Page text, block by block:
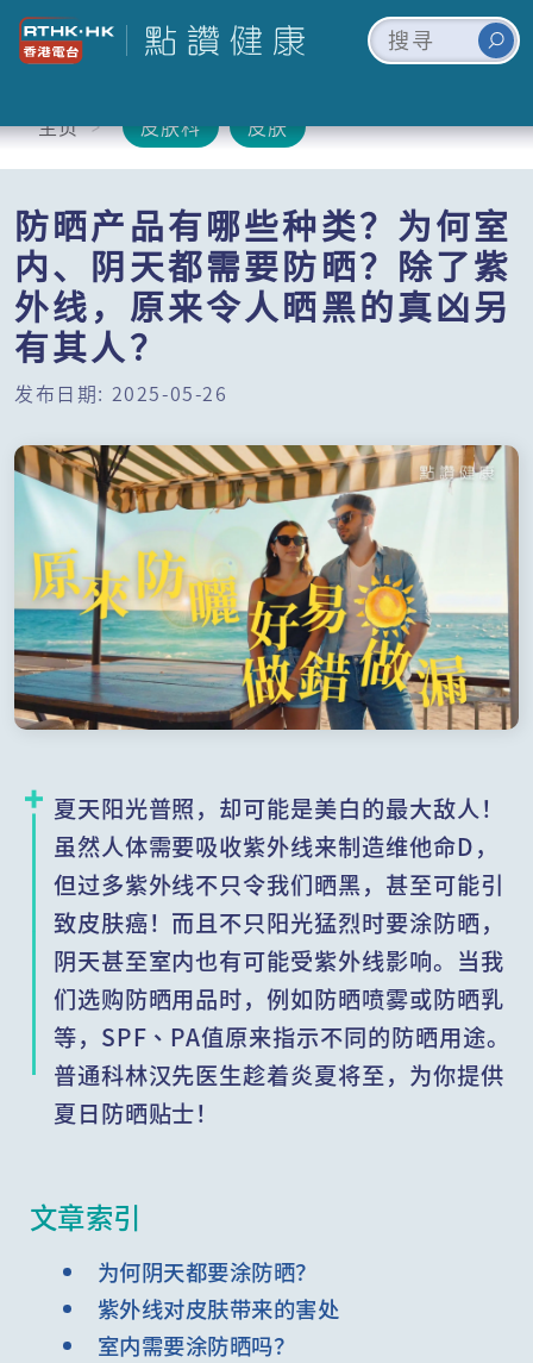
主页 皮肤科 皮肤
防晒产品有哪些种类？为何室
内、阴天都需要防晒？除了紫
外线，原来令人晒黑的真凶另
有其人？
发布日期: 2025-05-26
夏天阳光普照，却可能是美白的最大敌人！
虽然人体需要吸收紫外线来制造维他命D，
但过多紫外线不只令我们晒黑，甚至可能引
致皮肤癌！而且不只阳光猛烈时要涂防晒，
阴天甚至室内也有可能受紫外线影响。当我
们选购防晒用品时，例如防晒喷雾或防晒乳
等，SPF、PA值原来指示不同的防晒用途。
普通科林汉先医生趁着炎夏将至，为你提供
夏日防晒贴士！
文章索引
为何阴天都要涂防晒？
紫外线对皮肤带来的害处
室内需要涂防晒吗？